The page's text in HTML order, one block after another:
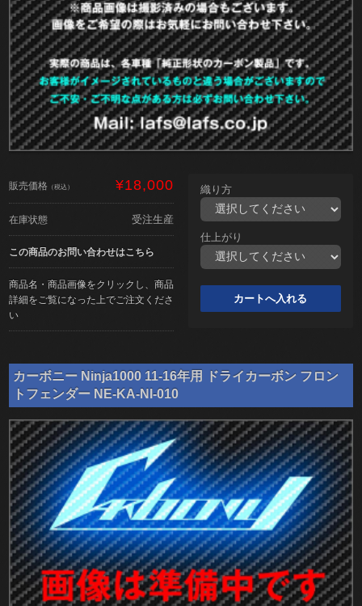
販売価格 （税込） ¥18,000
在庫状態 受注生産
この商品のお問い合わせはこちら
商品名・商品画像をクリックし、商品
詳細をご覧になった上でご注文くださ
い
織り方
仕上がり
カーボニー Ninja1000 11-16年用 ドライカーボン フロン
トフェンダー NE-KA-NI-010